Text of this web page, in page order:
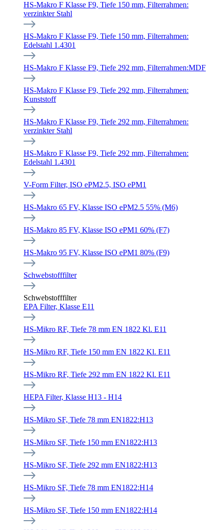
HS-Makro F Klasse F9, Tiefe 150 mm, Filterrahmen:
verzinkter Stahl
HS-Makro F Klasse F9, Tiefe 150 mm, Filterrahmen:
Edelstahl 1.4301
HS-Makro F Klasse F9, Tiefe 292 mm, Filterrahmen:MDF
HS-Makro F Klasse F9, Tiefe 292 mm, Filterrahmen:
Kunststoff
HS-Makro F Klasse F9, Tiefe 292 mm, Filterrahmen:
verzinkter Stahl
HS-Makro F Klasse F9, Tiefe 292 mm, Filterrahmen:
Edelstahl 1.4301
V-Form Filter, ISO ePM2.5, ISO ePM1
HS-Makro 65 FV, Klasse ISO ePM2.5 55% (M6)
HS-Makro 85 FV, Klasse ISO ePM1 60% (F7)
HS-Makro 95 FV, Klasse ISO ePM1 80% (F9)
Schwebstofffilter
Schwebstofffilter
EPA Filter, Klasse E11
HS-Mikro RF, Tiefe 78 mm EN 1822 Kl. E11
HS-Mikro RF, Tiefe 150 mm EN 1822 Kl. E11
HS-Mikro RF, Tiefe 292 mm EN 1822 Kl. E11
HEPA Filter, Klasse H13 - H14
HS-Mikro SF, Tiefe 78 mm EN1822:H13
HS-Mikro SF, Tiefe 150 mm EN1822:H13
HS-Mikro SF, Tiefe 292 mm EN1822:H13
HS-Mikro SF, Tiefe 78 mm EN1822:H14
HS-Mikro SF, Tiefe 150 mm EN1822:H14